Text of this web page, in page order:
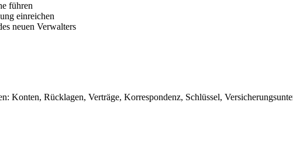
führen
einreichen
neuen Verwalters
Konten, Rücklagen, Verträge, Korrespondenz, Schlüssel,